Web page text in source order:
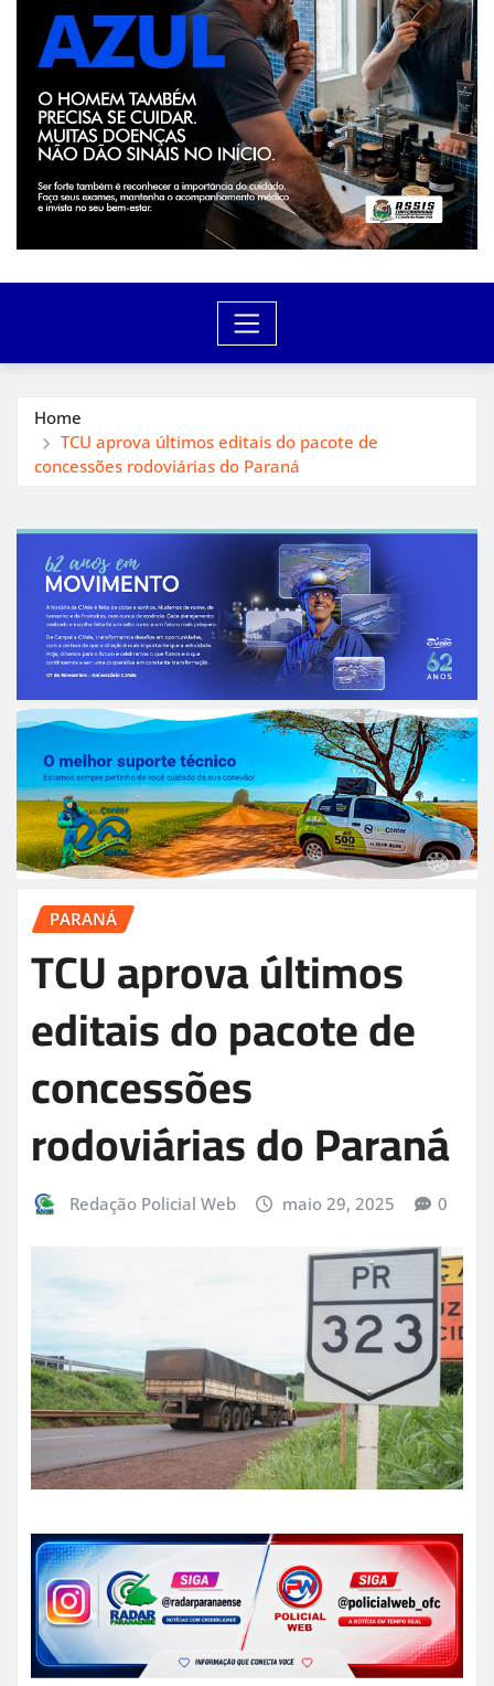
Home
TCU aprova últimos editais do pacote de
concessões rodoviárias do Paraná
PARANÁ
TCU aprova últimos
editais do pacote de
concessões
rodoviárias do Paraná
Redação Policial Web maio 29, 2025 0